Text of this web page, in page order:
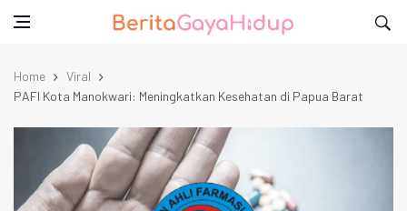
Home
Viral
PAFI Kota Manokwari: Meningkatkan Kesehatan di Papua Barat